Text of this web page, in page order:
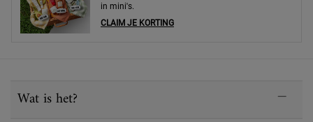
in mini's.
CLAIM JE KORTING
Wat is het?